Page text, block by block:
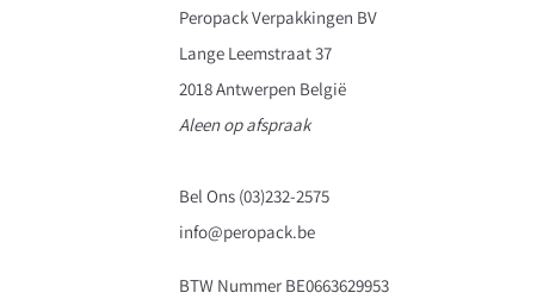
Peropack Verpakkingen BV
Lange Leemstraat 37
2018 Antwerpen België
Aleen op afspraak
Bel Ons (03)232-2575
info@peropack.be
BTW Nummer BE0663629953